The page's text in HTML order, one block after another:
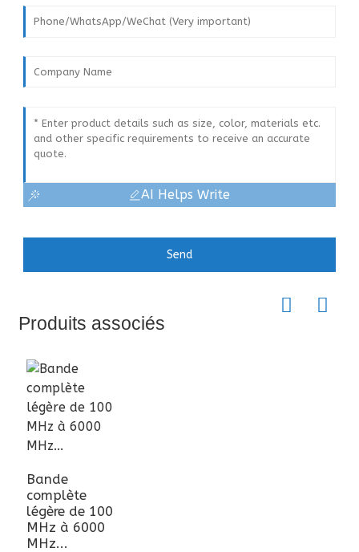
AI Helps Write
Send
Produits associés
Bande
complète
légère de 100
MHz à 6000
MHz...